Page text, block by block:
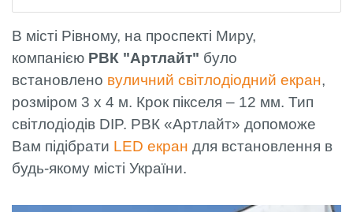
В місті Рівному, на проспекті Миру,
компанією РВК "Артлайт" було
встановлено вуличний світлодіодний екран,
розміром 3 х 4 м. Крок пікселя – 12 мм. Тип
світлодіодів DIP. РВК «Артлайт» допоможе
Вам підібрати LED екран для встановлення в
будь-якому місті України.